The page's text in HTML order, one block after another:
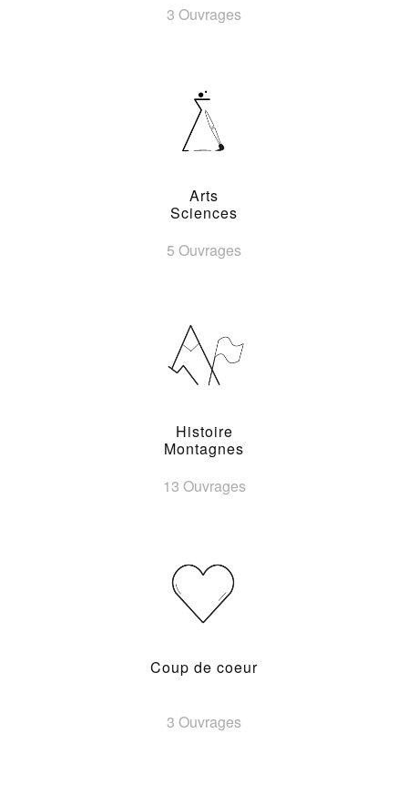
3 Ouvrages
Arts
Sciences
5 Ouvrages
Histoire
Montagnes
13 Ouvrages
Coup de coeur
3 Ouvrages